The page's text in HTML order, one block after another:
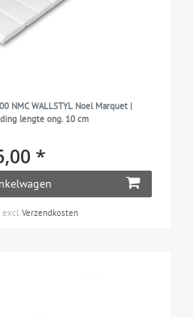
NMC WALLSTYL Noel Marquet |
lengte ong. 10 cm
*
excl. Verzendkosten